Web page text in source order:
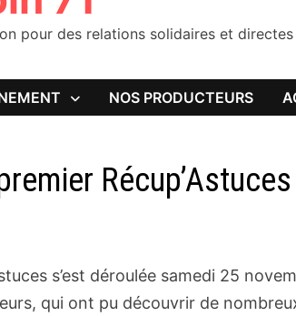
pour des relations solidaires et
NOS PRODUCTEURS
Récup’Astuces
s’est déroulée samedi 25
qui ont pu découvrir de